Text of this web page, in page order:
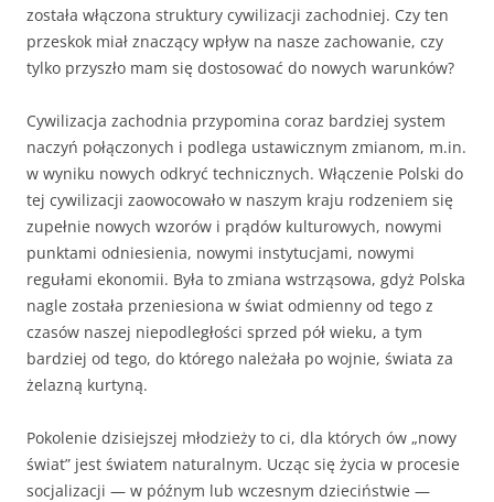
została włączona struktury cywilizacji zachodniej. Czy ten
przeskok miał znaczący wpływ na nasze zachowanie, czy
tylko przyszło mam się dostosować do nowych warunków?
Cywilizacja zachodnia przypomina coraz bardziej system
naczyń połączonych i podlega ustawicznym zmianom, m.in.
w wyniku nowych odkryć technicznych. Włączenie Polski do
tej cywilizacji zaowocowało w naszym kraju rodzeniem się
zupełnie nowych wzorów i prądów kulturowych, nowymi
punktami odniesienia, nowymi instytucjami, nowymi
regułami ekonomii. Była to zmiana wstrząsowa, gdyż Polska
nagle została przeniesiona w świat odmienny od tego z
czasów naszej niepodległości sprzed pół wieku, a tym
bardziej od tego, do którego należała po wojnie, świata za
żelazną kurtyną.
Pokolenie dzisiejszej młodzieży to ci, dla których ów „nowy
świat” jest światem naturalnym. Ucząc się życia w procesie
socjalizacji — w późnym lub wczesnym dzieciństwie —